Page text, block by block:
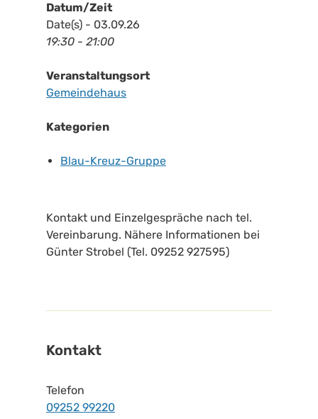
Datum/Zeit
Date(s) - 03.09.26
19:30 - 21:00
Veranstaltungsort
Gemeindehaus
Kategorien
Blau-Kreuz-Gruppe
Kontakt und Einzelgespräche nach tel.
Vereinbarung. Nähere Informationen bei
Günter Strobel (Tel. 09252 927595)
Kontakt
Telefon
09252 99220